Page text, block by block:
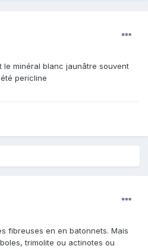
minéral blanc jaunâtre souvent
pericline
fibreuses en en batonnets. Mais
trimolite ou actinotes ou